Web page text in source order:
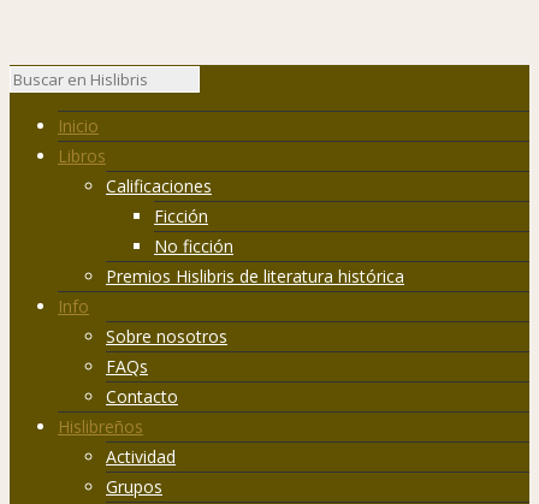
Inicio
Libros
Calificaciones
Ficción
No ficción
Premios Hislibris de literatura histórica
Info
Sobre nosotros
FAQs
Contacto
Hislibreños
Actividad
Grupos